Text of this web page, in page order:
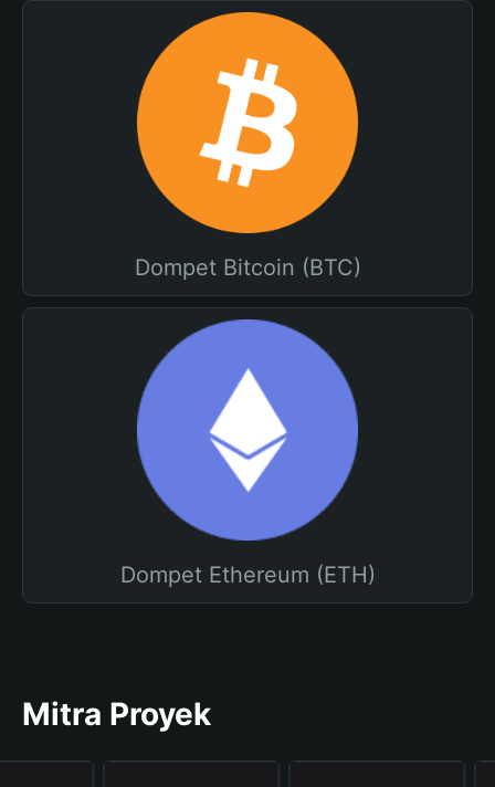
Dompet Bitcoin (BTC)
Dompet Ethereum (ETH)
Mitra Proyek